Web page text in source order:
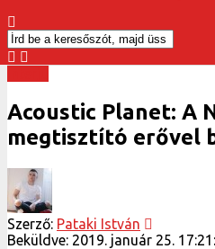
Acoustic Planet: A
megtisztító erővel
Szerző: Pataki István
Beküldve: 2019. január 25.